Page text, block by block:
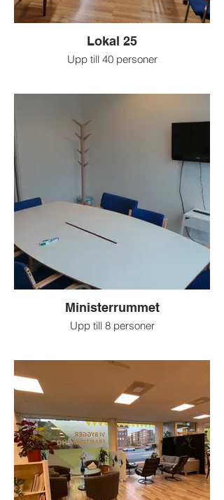
Lokal 25
Upp till 40 personer
föredrag, styrelse- och årsmöten,
utställningar, mindre kulturaktiviteter.
Ministerrummet
Upp till 8 personer
mindre möten.
Här finns TV (HDMI), wifi och whiteboard.